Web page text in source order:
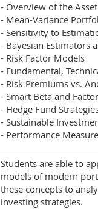
- Overview of the
- Mean-Variance
- Sensitivity to
- Bayesian Estimators
- Risk Factor Models
- Fundamental,
- Risk Premiums vs.
- Smart Beta and
- Hedge Fund
- Sustainable
- Performance
Students are able to
models of modern
these concepts to
investing strategies.